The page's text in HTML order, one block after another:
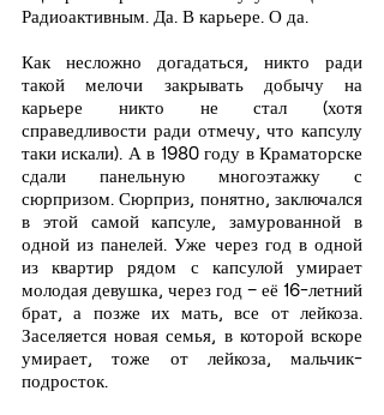
Радиоактивным. Да. В карьере. О да.
Как несложно догадаться, никто ради
такой мелочи закрывать добычу на
карьере никто не стал (хотя
справедливости ради отмечу, что капсулу
таки искали). А в 1980 году в Краматорске
сдали панельную многоэтажку с
сюрпризом. Сюрприз, понятно, заключался
в этой самой капсуле, замурованной в
одной из панелей. Уже через год в одной
из квартир рядом с капсулой умирает
молодая девушка, через год – её 16-летний
брат, а позже их мать, все от лейкоза.
Заселяется новая семья, в которой вскоре
умирает, тоже от лейкоза, мальчик-
подросток.